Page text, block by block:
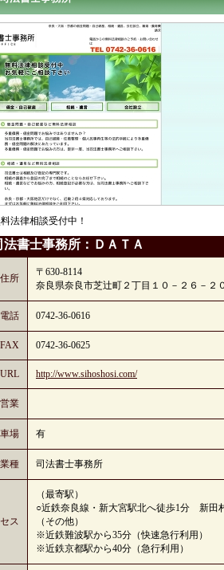
法律相談受付中！
法書士事務所：ＤＡＴＡ
住所
〒630-8114
奈良県奈良市芝辻町２丁目１０－２６－２
電話 0742-36-0616
FAX 0742-36-0625
URL http://www.sihoshosi.com/
営業
場 有
業種 司法書士事務所
ス
（最寄駅）
○近鉄奈良線・新大宮駅北へ徒歩1分 新田
（その他）
※近鉄難波駅から35分（快速急行利用）
※近鉄京都駅から40分（急行利用）